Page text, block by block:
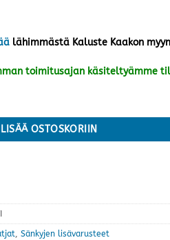
lähimmästä Kaluste Kaakon
toimitusajan käsiteltyämme
määrä
LISÄÄ OSTOSKORIIN
, Sänkyjen lisävarusteet